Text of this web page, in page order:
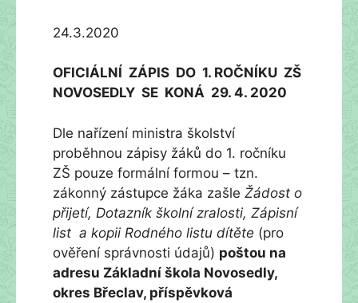
24.3.2020
OFICIÁLNÍ ZÁPIS DO 1. ROČNÍKU ZŠ
NOVOSEDLY SE KONÁ 29. 4. 2020
Dle nařízení ministra školství
proběhnou zápisy žáků do 1. ročníku
ZŠ pouze formální formou – tzn.
zákonný zástupce žáka zašle Žádost o
přijetí, Dotazník školní zralosti, Zápisní
list a kopii Rodného listu dítěte (pro
ověření správnosti údajů) poštou na
adresu Základní škola Novosedly,
okres Břeclav, příspěvková